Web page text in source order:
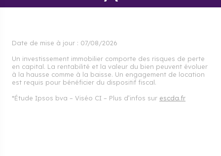
Date de mise à jour : 07/08/2026
Un investissement immobilier comporte des risques de perte
en capital. La rentabilité et la valeur du bien peuvent évoluer
à la hausse comme à la baisse. Un engagement de location
est requis pour bénéficier du dispositif fiscal.
*Étude Ipsos bva – Viséo CI – Plus d’infos sur escda.fr